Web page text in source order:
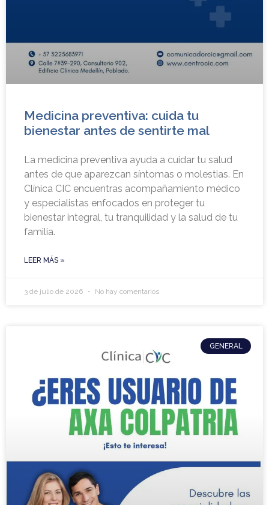
Medicina preventiva: cuida tu
bienestar antes de sentirte mal
La medicina preventiva ayuda a cuidar tu salud
antes de que aparezcan síntomas o molestias. En
Clínica CIC encuentras acompañamiento médico
y especialistas enfocados en proteger tu
bienestar integral, tu tranquilidad y la salud de tu
familia.
LEER MÁS »
3 de julio de 2026 No hay comentarios
GENERAL